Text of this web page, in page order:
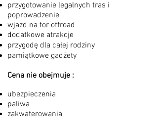
przygotowanie legalnych tras i
poprowadzenie
wjazd na tor offroad
dodatkowe atrakcje
przygodę dla całej rodziny
pamiątkowe gadżety
Cena nie obejmuje :
ubezpieczenia
paliwa
zakwaterowania